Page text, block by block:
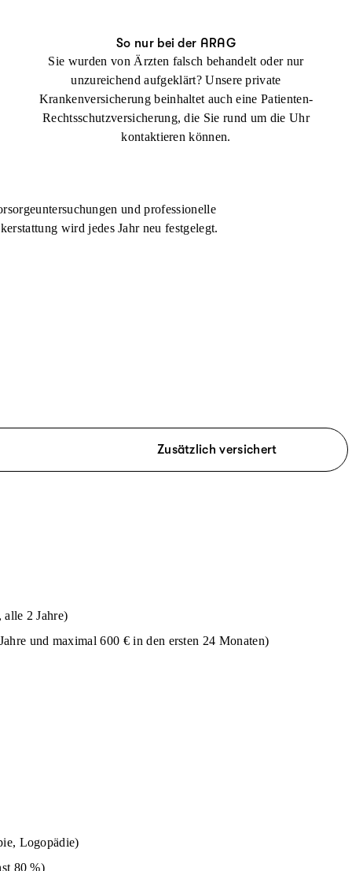
So nur bei der ARAG
Sie wurden von Ärzten falsch behandelt oder nur
unzureichend aufgeklärt? Unsere private
Krankenversicherung beinhaltet auch eine Patienten-
Rechtsschutzversicherung, die Sie rund um die Uhr
kontaktieren können.
und professionelle
wird jedes Jahr neu festgelegt.
Zusätzlich versichert
2 Jahre)
und maximal 600 € in den ersten 24 Monaten)
Logopädie)
80 %)